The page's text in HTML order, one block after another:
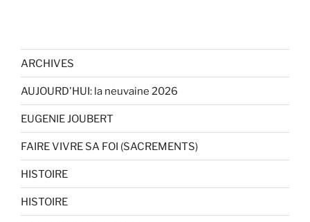
ARCHIVES
AUJOURD'HUI: la neuvaine 2026
EUGENIE JOUBERT
FAIRE VIVRE SA FOI (SACREMENTS)
HISTOIRE
HISTOIRE